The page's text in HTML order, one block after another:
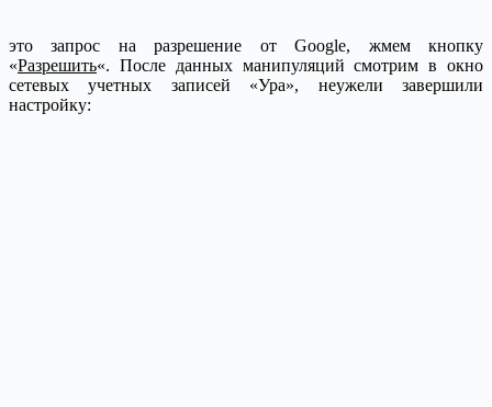
это запрос на разрешение от Google, жмем кнопку
«Разрешить«. После данных манипуляций смотрим в окно
сетевых учетных записей «Ура», неужели завершили
настройку: